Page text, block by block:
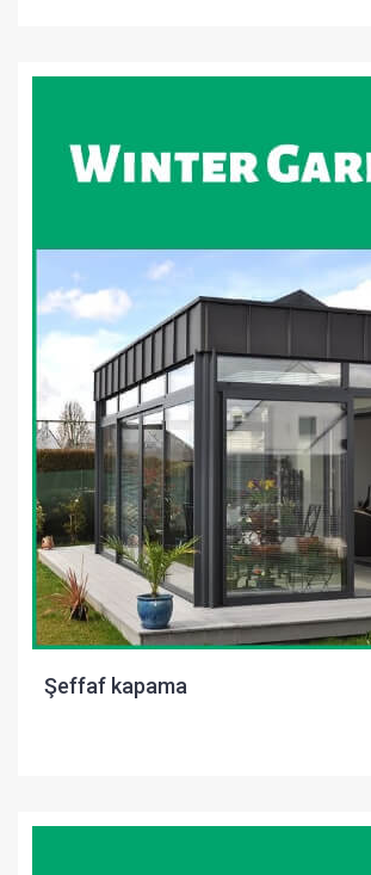
Şeffaf kapama